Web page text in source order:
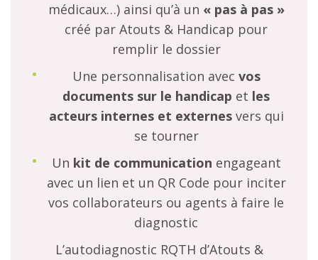
médicaux…) ainsi qu’à un « pas à pas »
créé par Atouts & Handicap pour
remplir le dossier
Une personnalisation avec vos
documents sur le handicap et les
acteurs internes et externesvers qui
se tourner
Un kit de communication engageant
avec un lien et un QR Code pour inciter
vos collaborateurs ou agents à faire le
diagnostic
L’autodiagnostic RQTH d’Atouts &